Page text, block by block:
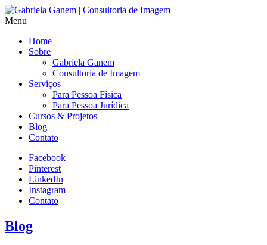
Menu
Home
Sobre
Gabriela Ganem
Consultoria de Imagem
Serviços
Para Pessoa Física
Para Pessoa Jurídica
Cursos & Projetos
Blog
Contato
Facebook
Pinterest
LinkedIn
Instagram
Contato
Blog